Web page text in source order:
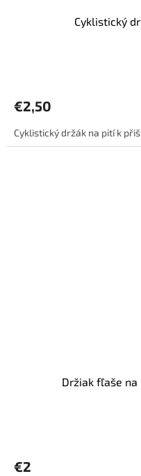
Cyklistický
€2,50
Cyklistický držák na pití k
Držiak fľaše na
€2